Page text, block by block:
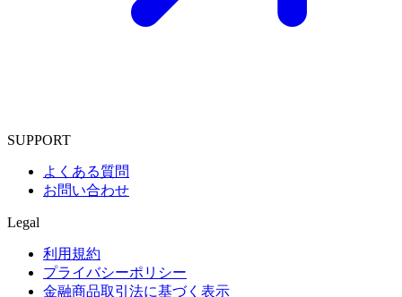
SUPPORT
よくある質問
お問い合わせ
Legal
利用規約
プライバシーポリシー
金融商品取引法に基づく表示